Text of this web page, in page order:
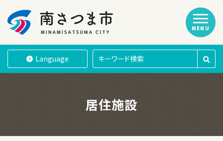
南さつま市
Language
MENU
居住施設